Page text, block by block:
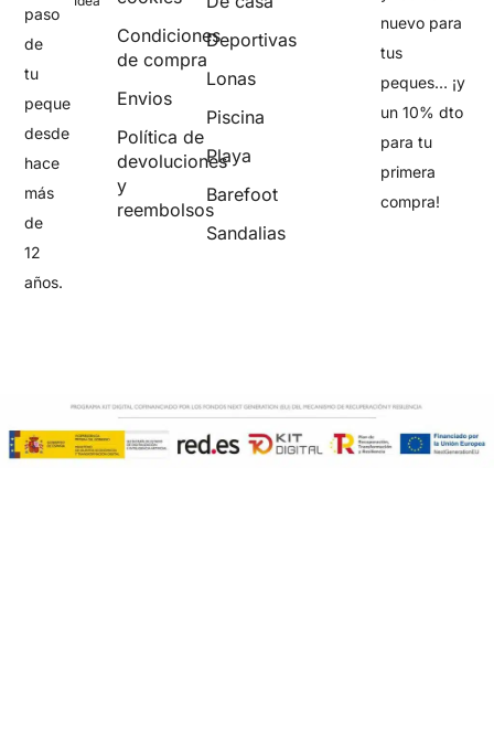
paso
de
tu
peque
desde
hace
más
de
12
años.
Deportivas
Lonas
Piscina
Playa
Barefoot
Sandalias
Condiciones
de compra
Envios
Política de
devoluciones
y
reembolsos
nuevo para
tus
peques… ¡y
un 10% dto
para tu
primera
compra!